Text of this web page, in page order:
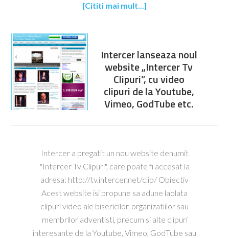
[Cititi mai mult...]
Intercer lanseaza noul
website „Intercer Tv
Clipuri”, cu video
clipuri de la Youtube,
Vimeo, GodTube etc.
Intercer a pregatit un nou website denumit
"Intercer Tv Clipuri", care poate fi accesat la
adresa: http://tv.intercer.net/clip/ Obiectiv
Acest website isi propune sa adune laolata
clipuri video ale bisericilor, organizatiilor sau
membrilor adventisti, precum si alte clipuri
interesante de la Youtube, Vimeo, GodTube sau